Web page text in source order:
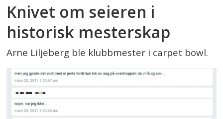
Knivet om seieren i
historisk mesterskap
Arne Liljeberg ble klubbmester i carpet bowl.